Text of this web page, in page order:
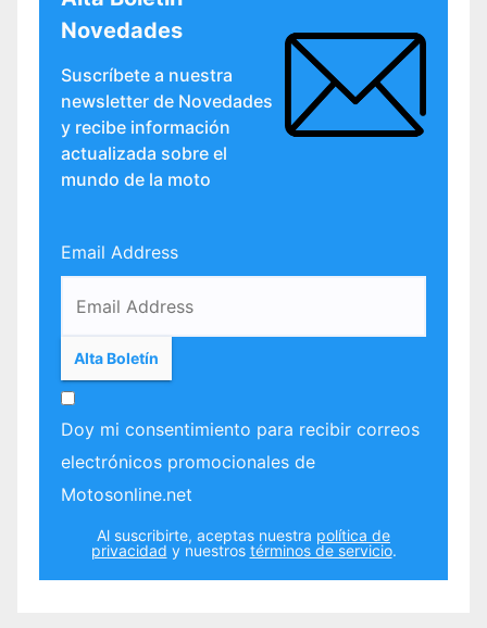
Novedades
Suscríbete a nuestra
newsletter de Novedades
y recibe información
actualizada sobre el
mundo de la moto
Email Address
Doy mi consentimiento para recibir correos
electrónicos promocionales de
Motosonline.net
Al suscribirte, aceptas nuestra política de
privacidad y nuestros términos de servicio.